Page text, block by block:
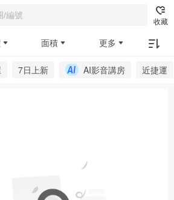
收藏
面積 更多
7日上新 AI影音講房 近捷運